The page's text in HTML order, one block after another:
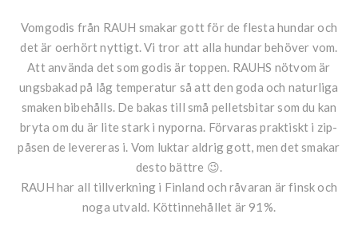
Vomgodis från RAUH smakar gott för de flesta hundar och
det är oerhört nyttigt. Vi tror att alla hundar behöver vom.
Att använda det som godis är toppen. RAUHS nötvom är
ungsbakad på låg temperatur så att den goda och naturliga
smaken bibehålls. De bakas till små pelletsbitar som du kan
bryta om du är lite stark i nyporna. Förvaras praktiskt i zip-
påsen de levereras i. Vom luktar aldrig gott, men det smakar
desto bättre 😉.
RAUH har all tillverkning i Finland och råvaran är finsk och
noga utvald. Köttinnehållet är 91%.